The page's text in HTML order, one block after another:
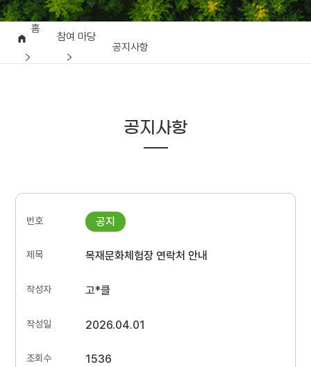
홈
참여 마당
공지사항
공지사항
목재문화체험장 연락처 안내
고*클
2026.04.01
1536